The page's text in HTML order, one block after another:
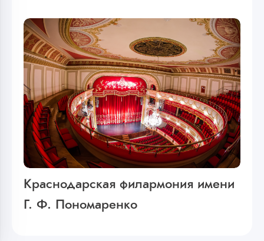
Краснодарская филармония имени
Г. Ф. Пономаренко